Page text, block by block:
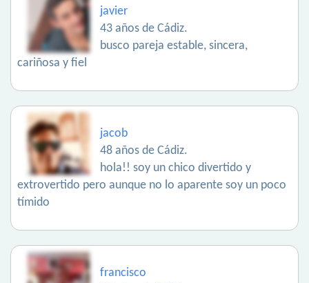
javier
43 años de Cádiz.
busco pareja estable, sincera,
cariñosa y fiel
jacob
48 años de Cádiz.
hola!! soy un chico divertido y
extrovertido pero aunque no lo aparente soy un poco
tímido
francisco